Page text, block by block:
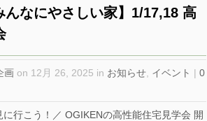
んなにやさしい家】1/17,18 高
画 on 12月 26, 2025 in お知らせ イベント | 0
に行こう！／ OGIKENの高性能住宅見学会 開